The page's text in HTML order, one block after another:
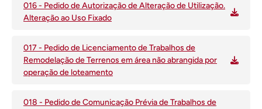
016 - Pedido de Autorização de Alteração de Utilização.
Alteração ao Uso Fixado
017 - Pedido de Licenciamento de Trabalhos de
Remodelação de Terrenos em área não abrangida por
operação de loteamento
018 - Pedido de Comunicação Prévia de Trabalhos de